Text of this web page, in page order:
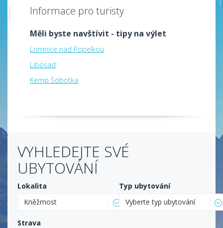
Informace pro turisty
Měli byste navštívit - tipy na výlet
Lomnice nad Popelkou
Libosad
Kemp Sobotka
VYHLEDEJTE SVÉ
UBYTOVÁNÍ
Lokalita
Kněžmost
Typ ubytování
Vyberte typ ubytování
Strava